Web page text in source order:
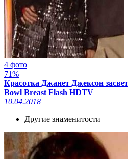
4 фото
71%
Красотка Джанет Джексон
Bowl Breast Flash HDTV
10.04.2018
Другие знаменитости